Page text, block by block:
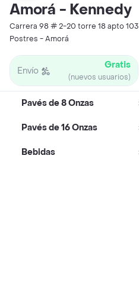
Amorá - Kennedy
Carrera 98 # 2-20 torre 18 apto 103
Postres - Amorá
Envío Gratis
(nuevos usuarios)
Pavés de 8 Onzas
Pavés de 16 Onzas
Bebidas